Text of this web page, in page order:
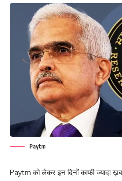
Paytm
Paytm को लेकर इन दिनों काफी ज्यादा